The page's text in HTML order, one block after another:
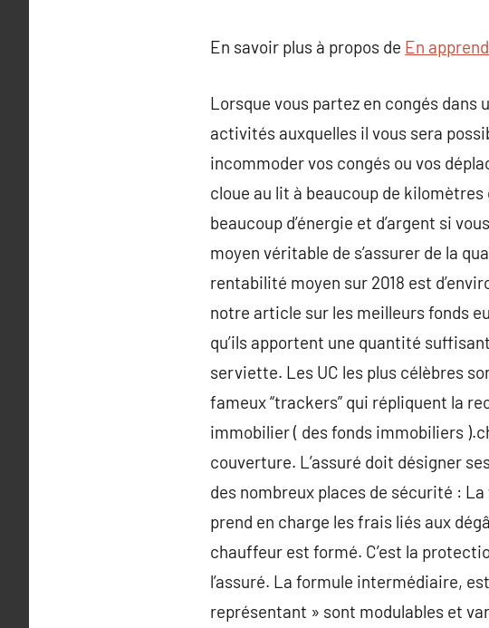
En savoir plus à propos de En
Lorsque vous partez en congés dans
activités auxquelles il vous sera
incommoder vos congés ou vos
cloue au lit à beaucoup de
beaucoup d’énergie et d’argent si
moyen véritable de s’assurer de la
rentabilité moyen sur 2018 est
notre article sur les meilleurs fonds
qu’ils apportent une quantité
serviette. Les UC les plus célèbres
fameux “trackers” qui répliquent la
immobilier ( des fonds immobiliers
couverture. L’assuré doit désigner
des nombreux places de sécurité :
prend en charge les frais liés aux
chauffeur est formé. C’est la
l’assuré. La formule intermédiaire,
représentant » sont modulables et